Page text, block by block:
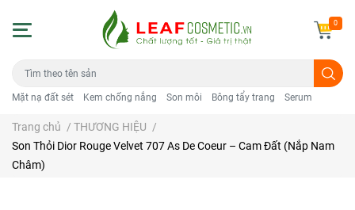
Mặt nạ đất sét Kem chống nắng Son môi Bông tẩy trang Serum
0
Trang chủ / THƯƠNG HIỆU /
Son Thỏi Dior Rouge Velvet 707 As De Coeur – Cam Đất (Nắp Nam
Châm)